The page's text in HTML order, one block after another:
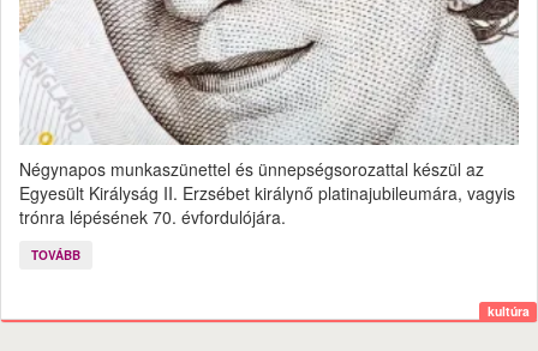
Négynapos munkaszünettel és ünnepségsorozattal készül az
Egyesült Királyság II. Erzsébet királynő platinajubileumára, vagyis
trónra lépésének 70. évfordulójára.
TOVÁBB
kultúra